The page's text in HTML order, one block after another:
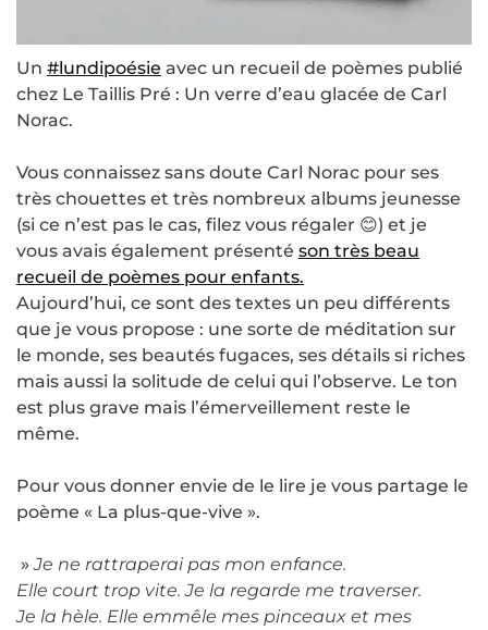
Un #lundipoésie avec un recueil de poèmes publié
chez Le Taillis Pré : Un verre d’eau glacée de Carl
Norac.
Vous connaissez sans doute Carl Norac pour ses
très chouettes et très nombreux albums jeunesse
(si ce n’est pas le cas, filez vous régaler 😊) et je
vous avais également présenté son très beau
recueil de poèmes pour enfants.
Aujourd’hui, ce sont des textes un peu différents
que je vous propose : une sorte de méditation sur
le monde, ses beautés fugaces, ses détails si riches
mais aussi la solitude de celui qui l’observe. Le ton
est plus grave mais l’émerveillement reste le
même.
Pour vous donner envie de le lire je vous partage le
poème « La plus-que-vive ».
»Je ne rattraperai pas mon enfance.
Elle court trop vite. Je la regarde me traverser.
Je la hèle. Elle emmêle mes pinceaux et mes